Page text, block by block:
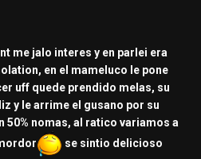
me jalo interes y en parlei era
en el mameluco le pone
uff quede prendido melas, su
y le arrime el gusano por su
50% nomas, al ratico variamos a
se sintio delicioso